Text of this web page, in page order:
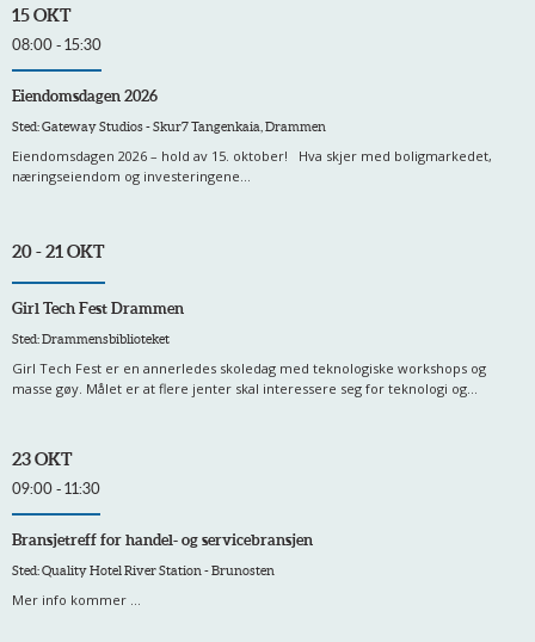
15 OKT
08:00 - 15:30
Eiendomsdagen 2026
Sted: Gateway Studios - Skur7 Tangenkaia, Drammen
Eiendomsdagen 2026 – hold av 15. oktober! Hva skjer med boligmarkedet,
næringseiendom og investeringene...
20 - 21 OKT
Girl Tech Fest Drammen
Sted: Drammensbiblioteket
Girl Tech Fest er en annerledes skoledag med teknologiske workshops og
masse gøy. Målet er at flere jenter skal interessere seg for teknologi og...
23 OKT
09:00 - 11:30
Bransjetreff for handel- og servicebransjen
Sted: Quality Hotel River Station - Brunosten
Mer info kommer ...